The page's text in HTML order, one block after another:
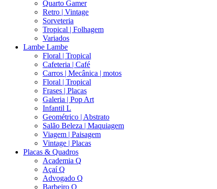
Quarto Gamer
Retro | Vintage
Sorveteria
Tropical | Folhagem
Variados
Lambe Lambe
Floral | Tropical
Cafeteria | Café
Carros | Mecânica | motos
Floral | Tropical
Frases | Placas
Galeria | Pop Art
Infantil L
Geométrico | Abstrato
Salão Beleza | Maquiagem
Viagem | Paisagem
Vintage | Placas
Placas & Quadros
Academia Q
Açaí Q
Advogado Q
Barbeiro Q